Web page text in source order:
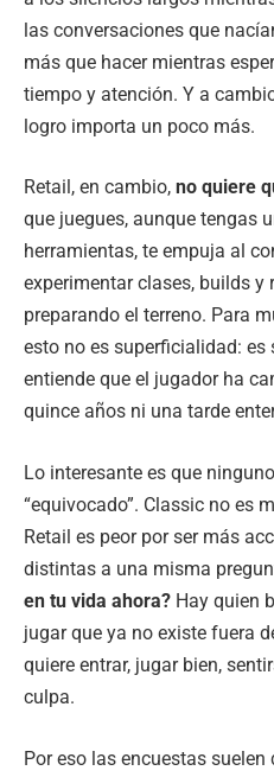
las conversaciones que
más que hacer mientras
tiempo y atención. Y a
logro importa un poco más.
Retail, en cambio, no quiere
que juegues, aunque tengas
herramientas, te empuja al
experimentar clases, builds
preparando el terreno. Para
esto no es superficialidad: es
entiende que el jugador ha
quince años ni una tarde
Lo interesante es que
“equivocado”. Classic no es
Retail es peor por ser más
distintas a una misma
en tu vida ahora? Hay quien
jugar que ya no existe fuera
quiere entrar, jugar bien,
culpa.
Por eso las encuestas suelen